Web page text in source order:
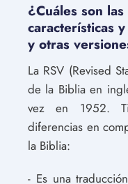
¿Cuáles son
características
y otras
La RSV (Revised
de la Biblia en
vez en 1952.
diferencias en
la Biblia:
- Es una